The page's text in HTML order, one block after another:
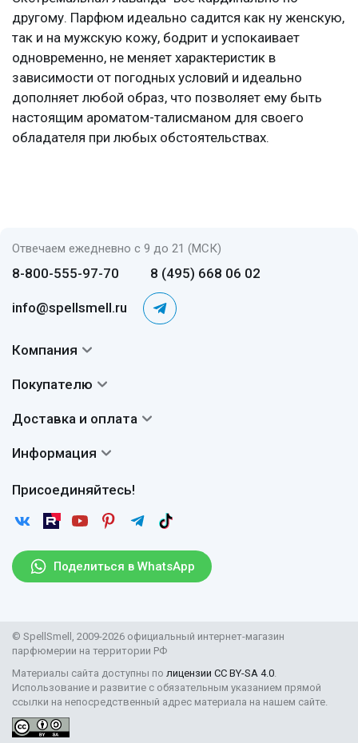
другому. Парфюм идеально садится как ну женскую,
так и на мужскую кожу, бодрит и успокаивает
одновременно, не меняет характеристик в
зависимости от погодных условий и идеально
дополняет любой образ, что позволяет ему быть
настоящим ароматом-талисманом для своего
обладателя при любых обстоятельствах.
Отвечаем ежедневно с 9 до 21 (МСК)
8-800-555-97-70 8 (495) 668 06 02
info@spellsmell.ru
Поделиться в WhatsApp
Присоединяйтесь!
Компания
Авторы
Сертификаты
Покупателю
Вопросы и ответы
Отзывы
Статьи
Рассылка
Доставка и оплата
Доставка
Возврат
Информация
Пользовательское соглашение
Защита персональных данных
Правила продажи товаров (Постановление Правительства
Поставщикам
© SpellSmell, 2009-2026 официальный интернет-магазин
парфюмерии на территории РФ
Материалы сайта доступны по лицензии CC BY-SA 4.0.
Использование и развитие с обязательным указанием прямой
ссылки на непосредственный адрес материала на нашем сайте.